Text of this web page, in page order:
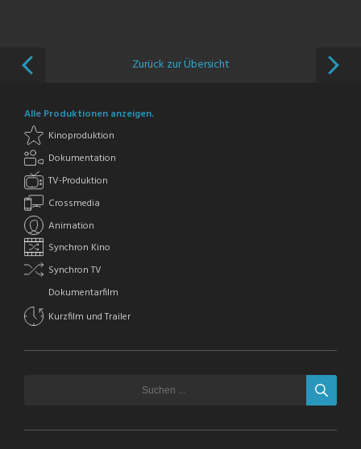
Zurück zur Übersicht
Alle Produktionen anzeigen.
Kinoproduktion
Dokumentation
TV-Produktion
Crossmedia
Animation
Synchron Kino
Synchron TV
Dokumentarfilm
Kurzfilm und Trailer